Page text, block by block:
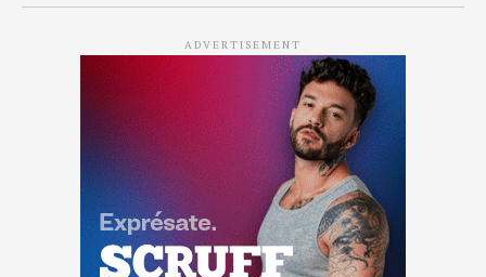
ADVERTISEMENT